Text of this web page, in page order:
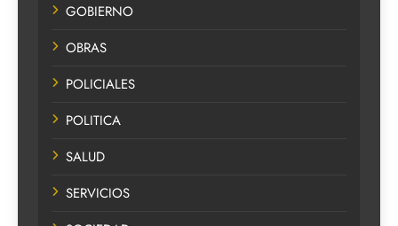
GOBIERNO
OBRAS
POLICIALES
POLITICA
SALUD
SERVICIOS